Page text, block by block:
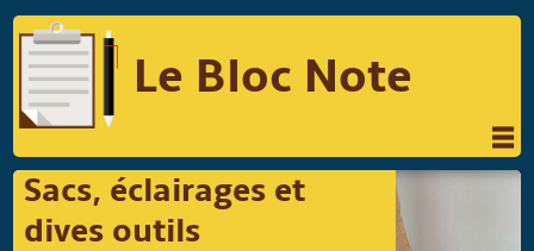
Le Bloc Note
INFORMATIQUE
MUSIQUE
PHOTOGRAPHIE
PODCAST
Sacs, éclairages et
dives outils